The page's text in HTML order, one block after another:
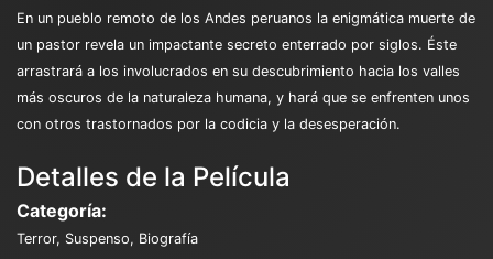
En un pueblo remoto de los Andes peruanos la enigmática muerte de
un pastor revela un impactante secreto enterrado por siglos. Éste
arrastrará a los involucrados en su descubrimiento hacia los valles
más oscuros de la naturaleza humana, y hará que se enfrenten unos
con otros trastornados por la codicia y la desesperación.
Detalles de la Película
Categoría:
Terror, Suspenso, Biografía